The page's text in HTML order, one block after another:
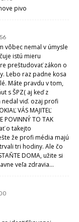
pivo
vôbec nemal v úmysle
istú mieru
preštudovať zákon o
Lebo raz padne kosa
Máte pravdu v tom,
s ŠPZ( aj keď z
viď. ozaj profi
VÁS MAJITEĽ
POVINNÝ TO TAK
o takejto
že profi média majú
tri hodiny. Ale čo
DOMA, užite si
veľa zdravia…